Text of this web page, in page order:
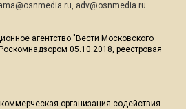
, adv@osnmedia.ru
агентство "Вести Московского
05.10.2018, реестровая
организация содействия